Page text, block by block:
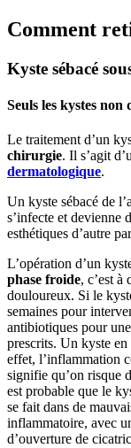
Comment
Kyste sébacé
Seuls les kystes
Le traitement d’un
chirurgie. Il s’agit
dermatologique.
Un kyste sébacé de
s’infecte et devienne
esthétiques d’autre
L’opération d’un
phase froide, c’est
douloureux. Si le
semaines pour
antibiotiques pour
prescrits. Un kyste
effet, l’inflammation
signifie qu’on risque
est probable que le
se fait dans de
inflammatoire, avec
d’ouverture de